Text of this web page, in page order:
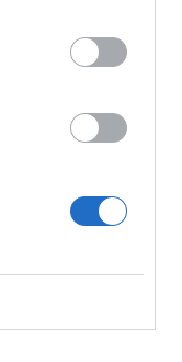
“Europa lleva
poniendo
americanas (y
por Ana Sánchez
EEUU.
tercera parte
define como
por Ignacio Aguirre